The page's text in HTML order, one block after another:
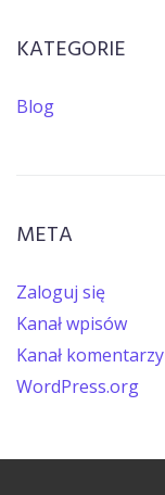
KATEGORIE
Blog
META
Zaloguj się
Kanał wpisów
Kanał komentarzy
WordPress.org